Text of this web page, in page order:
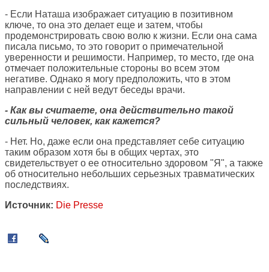
- Если Наташа изображает ситуацию в позитивном
ключе, то она это делает еще и затем, чтобы
продемонстрировать свою волю к жизни. Если она сама
писала письмо, то это говорит о примечательной
уверенности и решимости. Например, то место, где она
отмечает положительные стороны во всем этом
негативе. Однако я могу предположить, что в этом
направлении с ней ведут беседы врачи.
- Как вы считаете, она действительно такой
сильный человек, как кажется?
- Нет. Но, даже если она представляет себе ситуацию
таким образом хотя бы в общих чертах, это
свидетельствует о ее относительно здоровом "Я", а также
об относительно небольших серьезных травматических
последствиях.
Источник: Die Presse